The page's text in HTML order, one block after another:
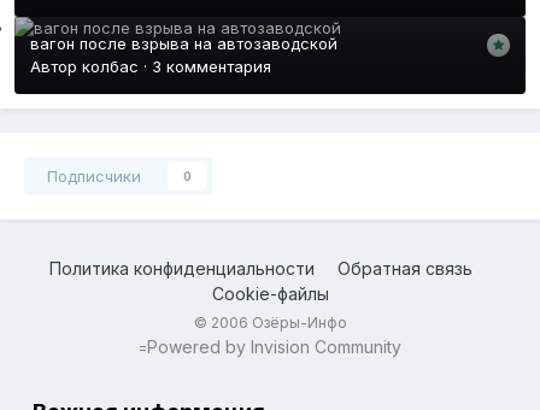
вагон после взрыва на автозаводской
Автор колбас · 3 комментария
Подписчики 0
Политика конфиденциальности
Обратная связь
Cookie-файлы
© 2006 Озёры-Инфо
=Powered by Invision Community